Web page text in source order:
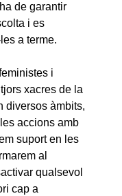
de garantir
i es
a terme.
i
xacres de la
diversos àmbits,
accions amb
suport en les
al
qualsevol
cap a